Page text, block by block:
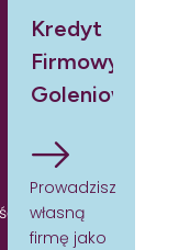
Kredyt
Firmowy
Goleniowo
Prowadzisz
własną
firmę jako